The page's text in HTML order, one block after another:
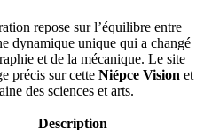
repose sur l’équilibre entre
dynamique unique qui a changé
et de la mécanique. Le site
précis sur cette Niépce Vision et
des sciences et arts.
Description